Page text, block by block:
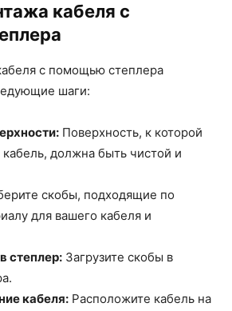
кабеля с
с помощью степлера
шаги:
Поверхность, к которой
кабель, должна быть чистой и
скобы, подходящие по
для вашего кабеля и
степлер: Загрузите скобы в
кабеля: Расположите кабель на